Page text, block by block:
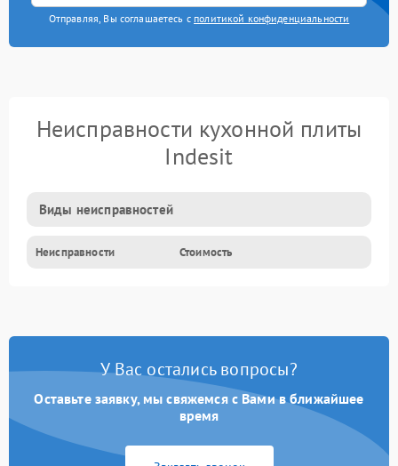
Отправляя, Вы соглашаетесь с политикой конфиденциальности
Неисправности кухонной плиты
Indesit
Виды неисправностей
Неисправности Стоимость
У Вас остались вопросы?
Оставьте заявку, мы свяжемся с Вами в ближайшее
время